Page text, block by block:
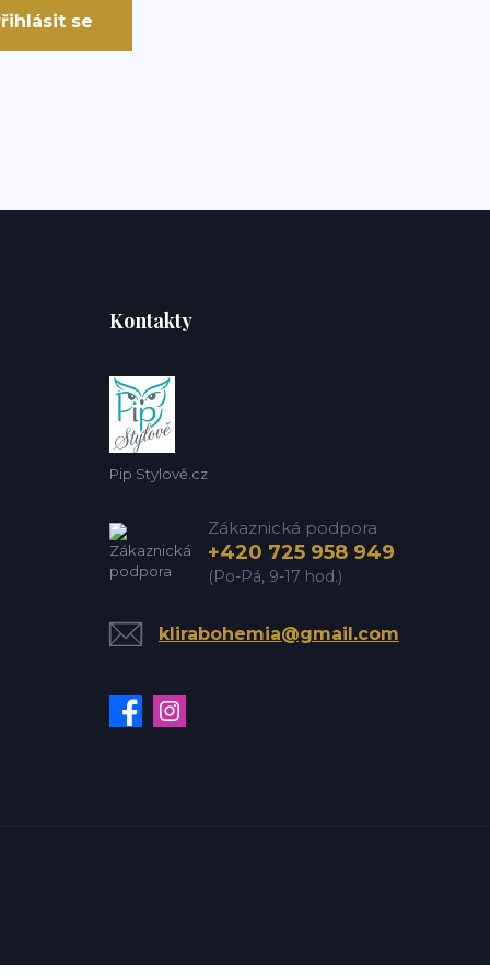
se
Kontakty
Pip Stylově.cz
Zákaznická podpora
+420 725 958 949
(Po-Pá, 9-17 hod.)
klirabohemia@gmail.com